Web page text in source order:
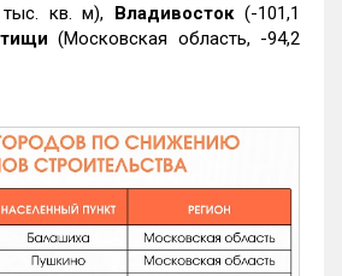
тыс. кв. м), Владивосток(-101,1
(Московская область, -94,2